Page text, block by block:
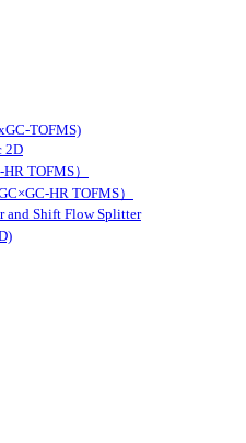
TOFMS)
2D
HR TOFMS）
HR TOFMS）
and Shift Flow Splitter